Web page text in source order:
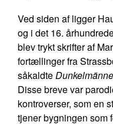
Ved siden af ligger
og i det 16.
blev trykt skrifter af
fortællinger fra
såkaldte
Disse breve var
kontroverser, som en
tjener bygningen som